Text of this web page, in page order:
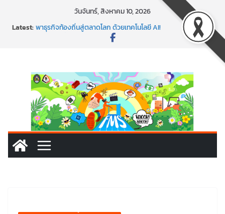
วันจันทร์, สิงหาคม 10, 2026
Latest:
พร้อมลุยแล้ว! ปักหมุดโรดแมป AI อัปสกิลธุรกิจให้พุ่งทะยาน
พาธุรกิจท้องถิ่นสู่ตลาดโลก ด้วยเทคโนโลยี AI!
SMEs ยุคนี้ ถ้าไม่ใช้ AI ถือว่าพลาดมาก!